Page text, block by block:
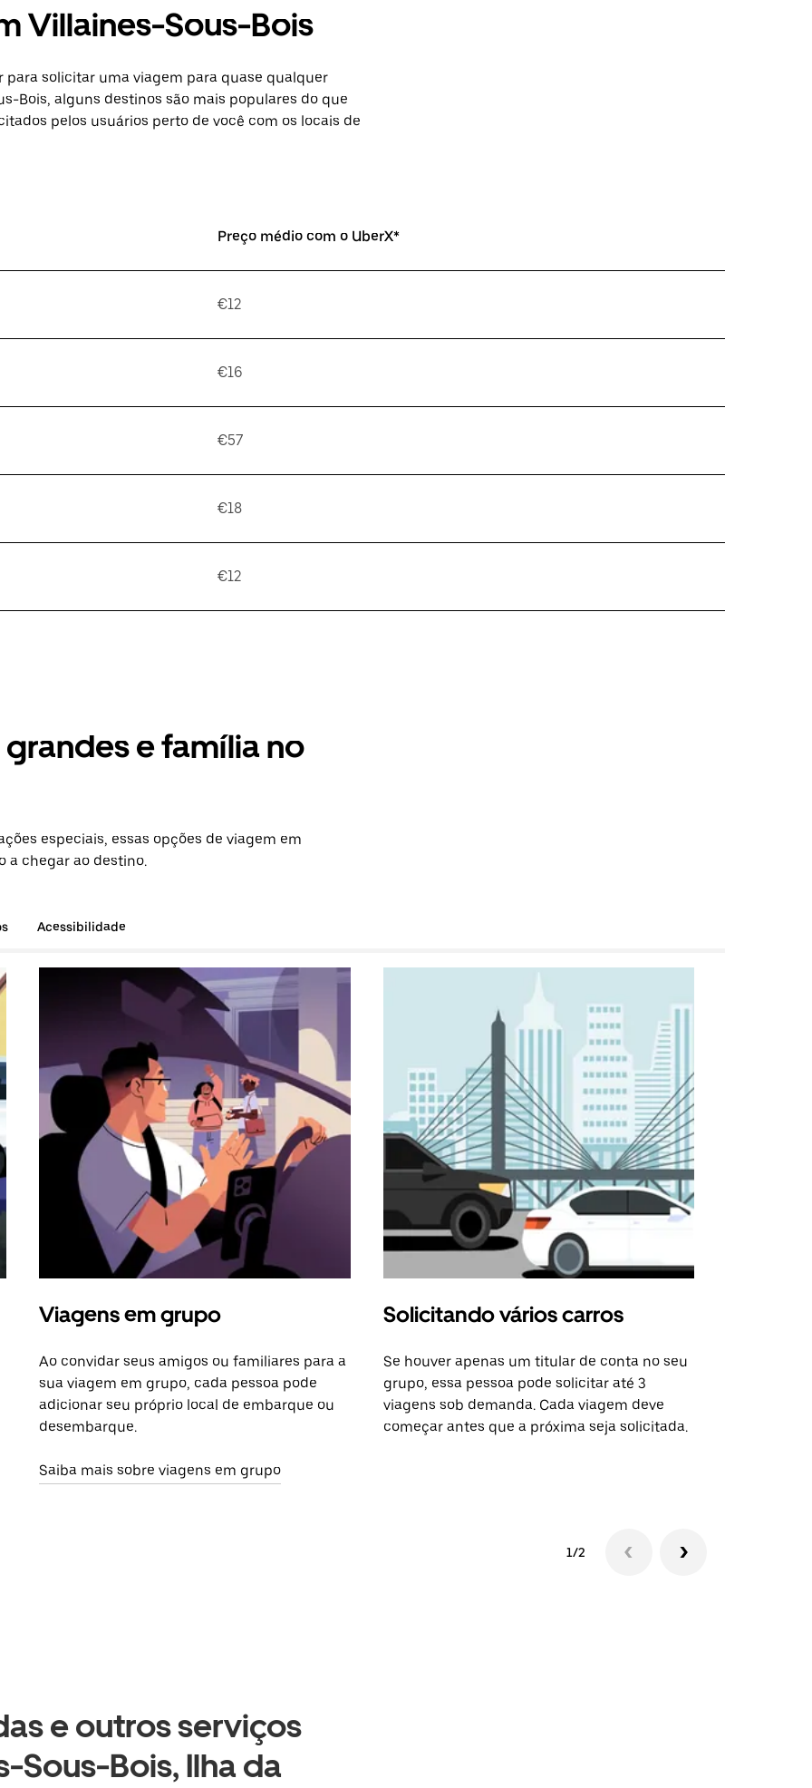
Villaines-Sous-Bois
para solicitar uma viagem para quase qualquer
Bois, alguns destinos são mais populares do que
pelos usuários perto de você com os locais de
Preço médio com o UberX*
€12
€16
€57
€18
€12
e família no
especiais, essas opções de viagem em
a chegar ao destino.
Acessibilidade
Viagens em grupo
Ao convidar seus amigos ou familiares para a
sua viagem em grupo, cada pessoa pode
adicionar seu próprio local de embarque ou
desembarque.
Saiba mais sobre viagens em grupo
Solicitando vários carros
Se houver apenas um titular de conta no seu
grupo, essa pessoa pode solicitar até 3
viagens sob demanda. Cada viagem deve
começar antes que a próxima seja solicitada.
1/2
e outros serviços
Sous-Bois, Ilha da